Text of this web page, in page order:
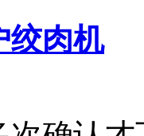
绞肉机